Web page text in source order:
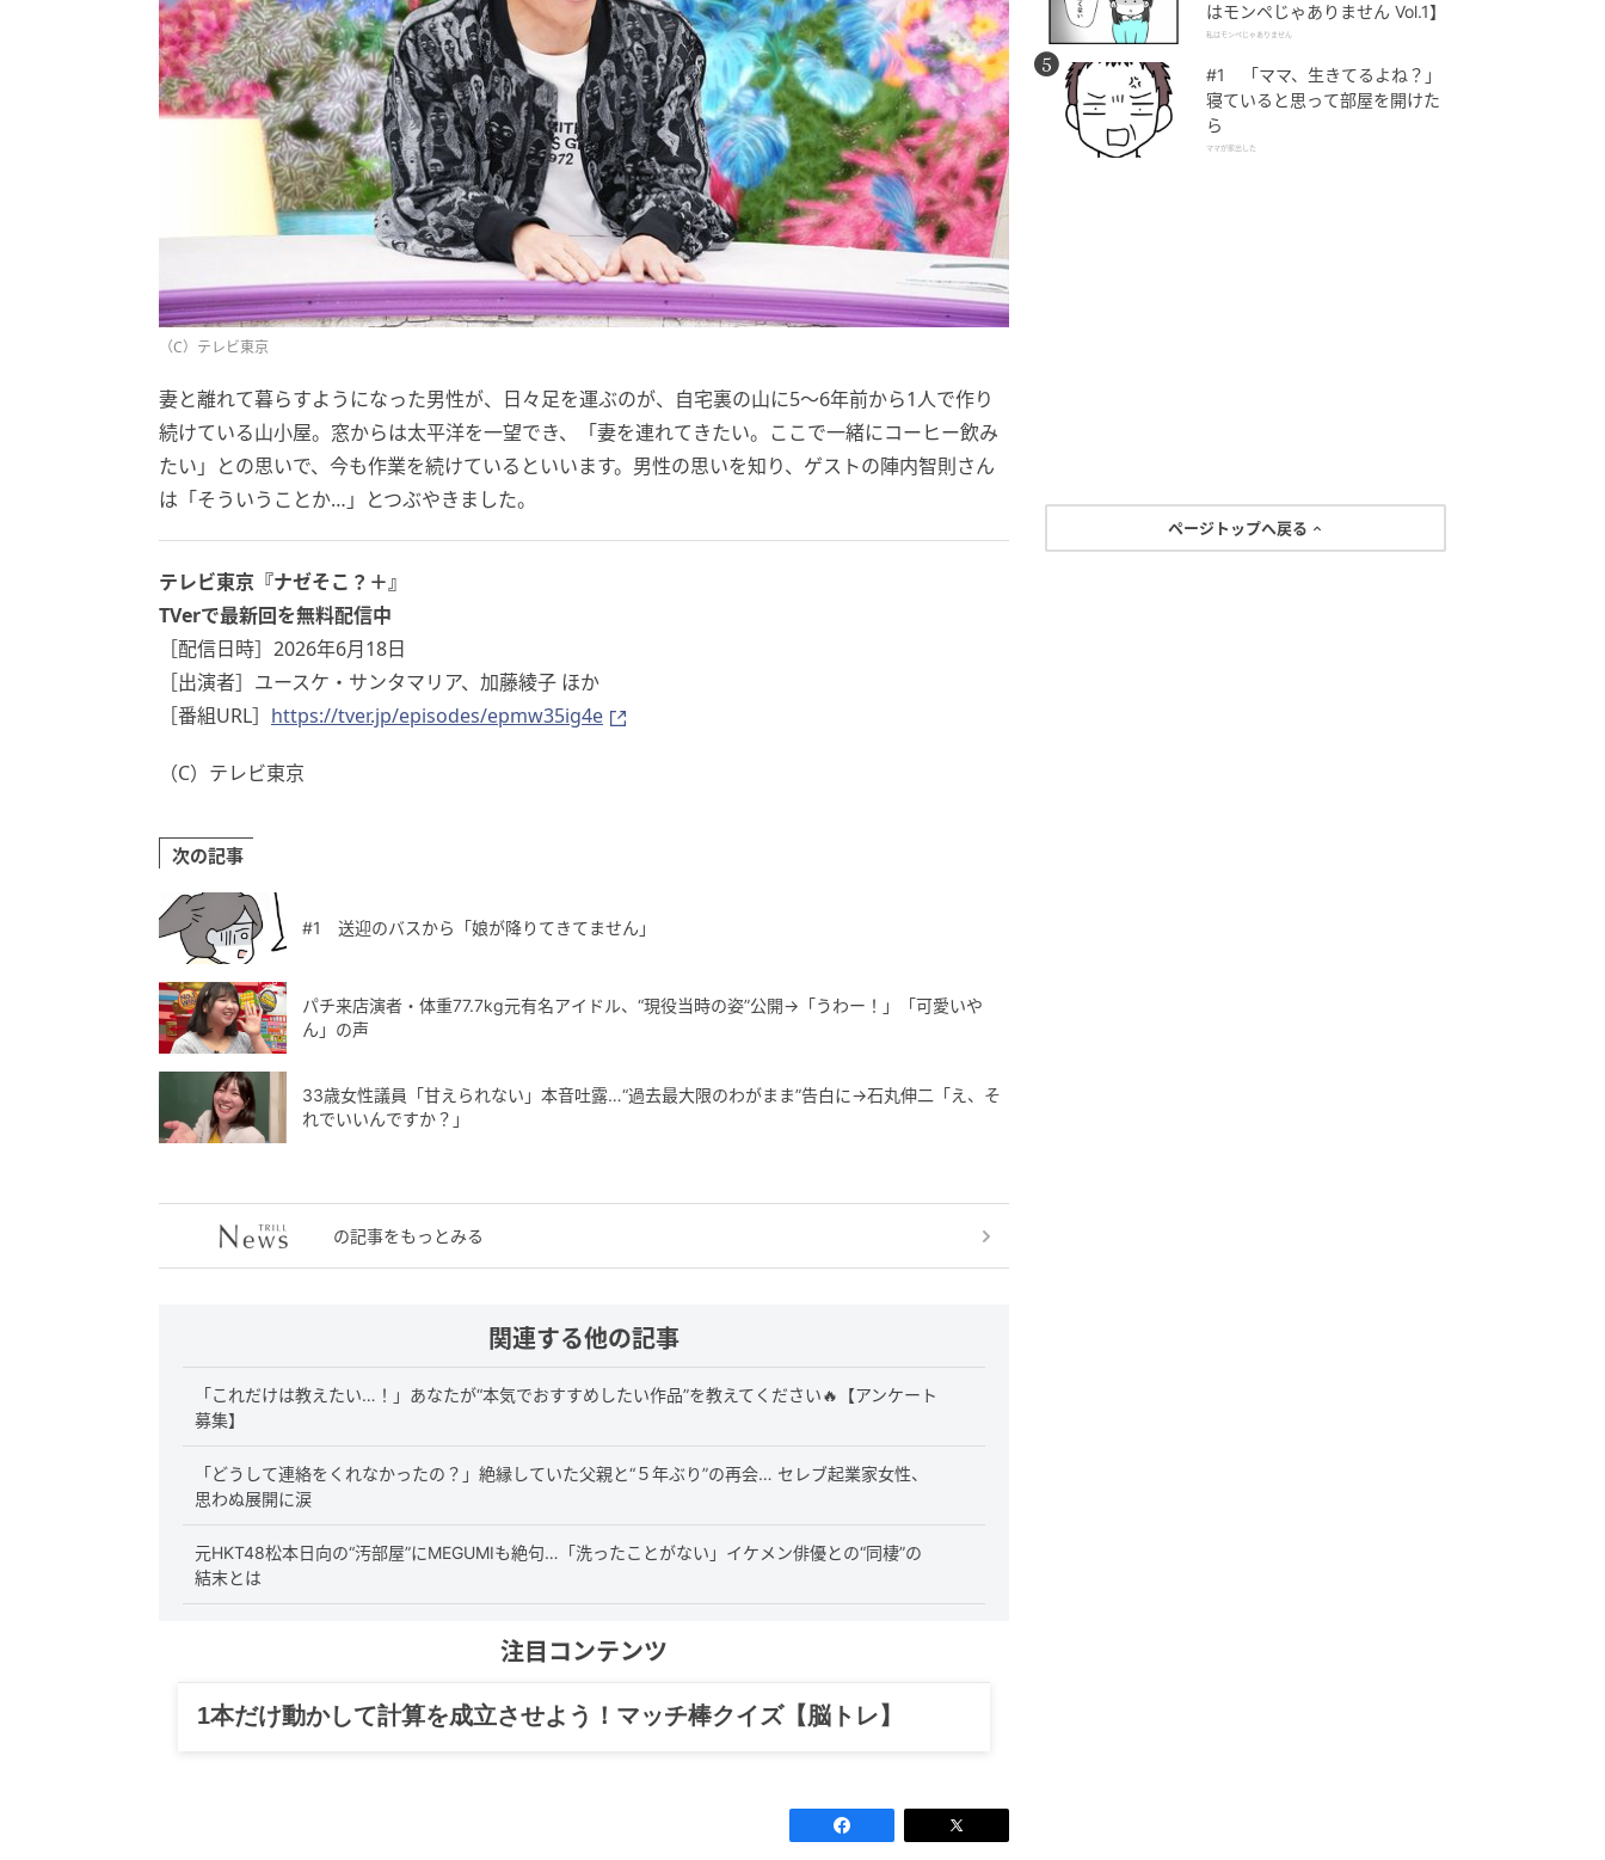
（C）テレビ東京
妻と離れて暮らすようになった男性が、日々足を運ぶのが、自宅裏の山に5〜6年前から1人で作り
続けている山小屋。窓からは太平洋を一望でき、「妻を連れてきたい。ここで一緒にコーヒー飲み
たい」との思いで、今も作業を続けているといいます。男性の思いを知り、ゲストの陣内智則さん
は「そういうことか…」とつぶやきました。
テレビ東京『ナゼそこ？＋』
TVerで最新回を無料配信中
［配信日時］2026年6月18日
［出演者］ユースケ・サンタマリア、加藤綾子 ほか
［番組URL］ https://tver.jp/episodes/epmw35ig4e
（C）テレビ東京
次の記事
#1 送迎のバスから「娘が降りてきてません」
パチ来店演者・体重77.7kg元有名アイドル、“現役当時の姿”公開→「うわー！」「可愛いや
ん」の声
33歳女性議員「甘えられない」本音吐露…“過去最大限のわがまま”告白に→石丸伸二「え、そ
れでいいんですか？」
の記事をもっとみる
関連する他の記事
「これだけは教えたい…！」あなたが“本気でおすすめしたい作品”を教えてください🔥【アンケート
募集】
「どうして連絡をくれなかったの？」絶縁していた父親と“５年ぶり”の再会… セレブ起業家女性、
思わぬ展開に涙
元HKT48松本日向の“汚部屋”にMEGUMIも絶句…「洗ったことがない」イケメン俳優との“同棲”の
結末とは
注目コンテンツ
1本だけ動かして計算を成立させよう！マッチ棒クイズ【脳トレ】
はモンペじゃありません Vol.1】
私はモンペじゃありません
#1 「ママ、生きてるよね？」
寝ていると思って部屋を開けた
ら
ママが家出した
ページトップへ戻る